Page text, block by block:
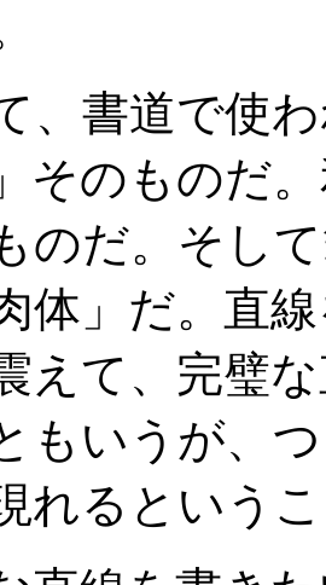
、書道で使
そのものだ
のだ。そし
体」だ。直
えて、完璧
もいうが、
れるという